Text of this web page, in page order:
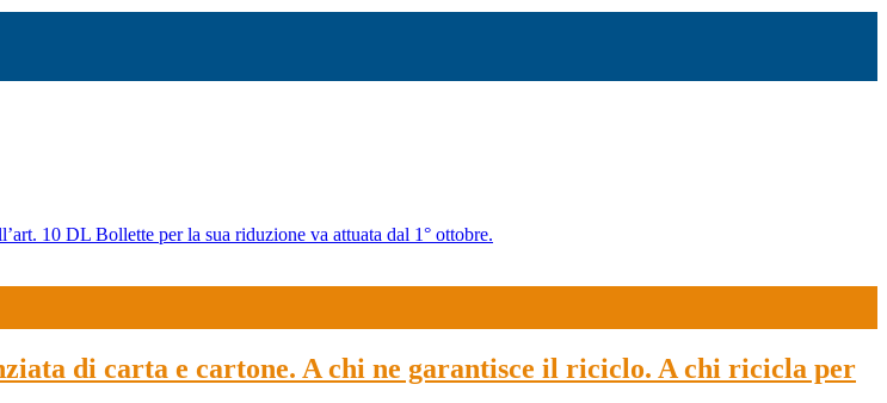
10 DL Bollette per la sua riduzione va attuata dal 1° ottobre.
di carta e cartone. A chi ne garantisce il riciclo. A chi ricicla per